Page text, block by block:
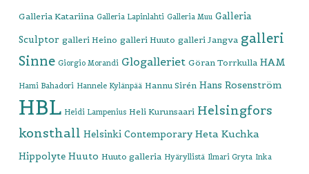
Galleria Katariina Galleria Lapinlahti Galleria Muu Galleria
Sculptor galleri Heino galleri Huuto galleri Jangva galleri
Sinne Giorgio Morandi Glogalleriet Göran Torrkulla HAM
Hami Bahadori Hannele Kylänpää Hannu Sirén Hans Rosenström
HBL Heidi Lampenius Heli Kurunsaari Helsingfors
konsthall Helsinki Contemporary Heta Kuchka
Hippolyte Huuto Huuto galleria Hyäryllistä Ilmari Gryta Inka